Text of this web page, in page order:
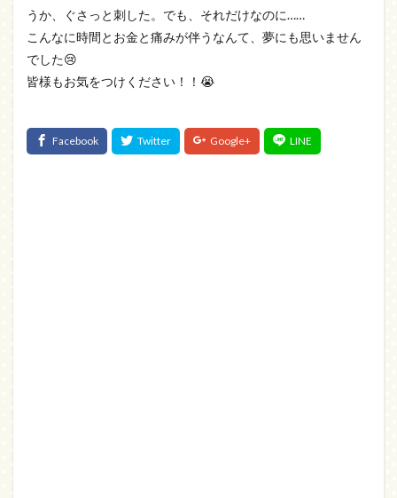
うか、ぐさっと刺した。でも、それだけなのに……
こんなに時間とお金と痛みが伴うなんて、夢にも思いません
でした😢
皆様もお気をつけください！！😭